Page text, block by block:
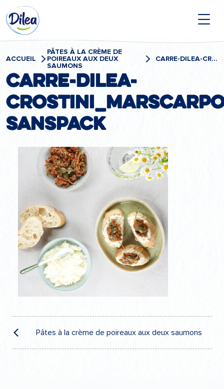
Passer
au
contenu
Dilea
Zero
Lactose
ACCUEIL
PÂTES À LA CRÈME DE
POIREAUX AUX DEUX
SAUMONS
CARRE-DILEA-CROSTINI_MARSCARPONE-SANSPACK
Carre-Dilea-
SansPack
Navigation
de
l’article
Pâtes à la crème de poireaux aux deux saumons